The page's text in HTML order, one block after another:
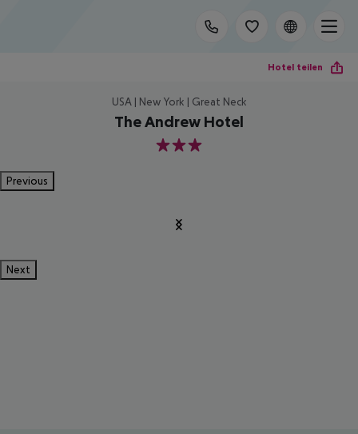
Hotel teilen
USA | New York | Great Neck
The Andrew Hotel
3
Previous
Next